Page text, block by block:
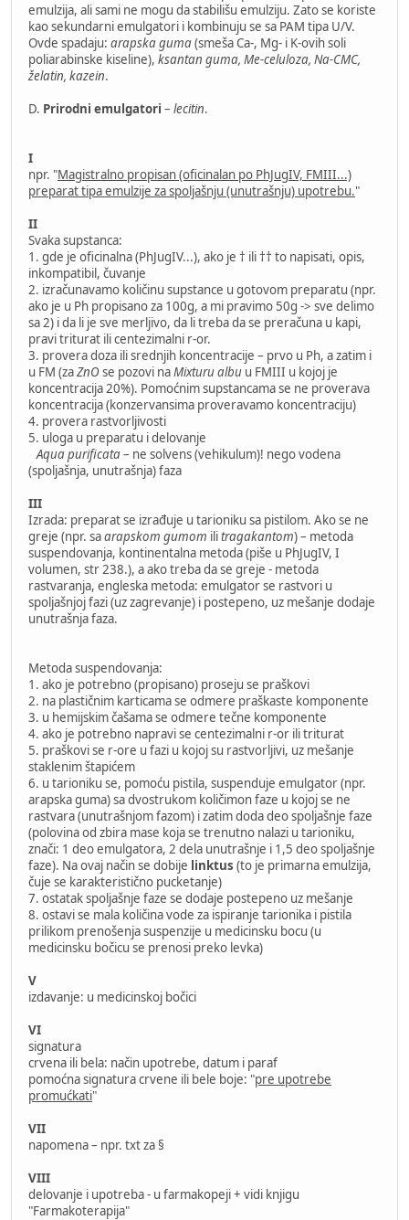
emulzija, ali sami ne mogu da stabilišu emulziju. Zato se koriste
kao sekundarni emulgatori i kombinuju se sa PAM tipa U/V.
Ovde spadaju: arapska guma(smeša Ca-, Mg- i K-ovih soli
poliarabinske kiseline), ksantan guma, Me-celuloza, Na-CMC,
želatin, kazein.
D. Prirodni emulgatori – lecitin.
I
npr. "Magistralno propisan (oficinalan po PhJugIV, FMIII...)
preparat tipa emulzije za spoljašnju (unutrašnju) upotrebu."
II
Svaka supstanca:
1. gde je oficinalna (PhJugIV...), ako je † ili †† to napisati, opis,
inkompatibil, čuvanje
2. izračunavamo količinu supstance u gotovom preparatu (npr.
ako je u Ph propisano za 100g, a mi pravimo 50g -> sve delimo
sa 2) i da li je sve merljivo, da li treba da se preračuna u kapi,
pravi triturat ili centezimalni r-or.
3. provera doza ili srednjih koncentracije – prvo u Ph, a zatim i
u FM (zaZnOse pozovi naMixturu albu u FMIII u kojoj je
koncentracija 20%). Pomoćnim supstancama se ne proverava
koncentracija (konzervansima proveravamo koncentraciju)
4. provera rastvorljivosti
5. uloga u preparatu i delovanje
Aqua purificata– ne solvens (vehikulum)! nego vodena
(spoljašnja, unutrašnja) faza
III
Izrada: preparat se izrađuje u tarioniku sa pistilom. Ako se ne
greje (npr. saarapskom gumom ilitragakantom) – metoda
suspendovanja, kontinentalna metoda (piše u PhJugIV, I
volumen, str 238.), a ako treba da se greje - metoda
rastvaranja, engleska metoda: emulgator se rastvori u
spoljašnjoj fazi (uz zagrevanje) i postepeno, uz mešanje dodaje
unutrašnja faza.
Metoda suspendovanja:
1. ako je potrebno (propisano) proseju se praškovi
2. na plastičnim karticama se odmere praškaste komponente
3. u hemijskim čašama se odmere tečne komponente
4. ako je potrebno napravi se centezimalni r-or ili triturat
5. praškovi se r-ore u fazi u kojoj su rastvorljivi, uz mešanje
staklenim štapićem
6. u tarioniku se, pomoću pistila, suspenduje emulgator (npr.
arapska guma) sa dvostrukom količimon faze u kojoj se ne
rastvara (unutrašnjom fazom) i zatim doda deo spoljašnje faze
(polovina od zbira mase koja se trenutno nalazi u tarioniku,
znači: 1 deo emulgatora, 2 dela unutrašnje i 1,5 deo spoljašnje
faze). Na ovaj način se dobije linktus (to je primarna emulzija,
čuje se karakteristično pucketanje)
7. ostatak spoljašnje faze se dodaje postepeno uz mešanje
8. ostavi se mala količina vode za ispiranje tarionika i pistila
prilikom prenošenja suspenzije u medicinsku bocu (u
medicinsku bočicu se prenosi preko levka)
V
izdavanje: u medicinskoj bočici
VI
signatura
crvena ili bela: način upotrebe, datum i paraf
pomoćna signatura crvene ili bele boje: "pre upotrebe
promućkati"
VII
napomena – npr. txt za §
VIII
delovanje i upotreba - u farmakopeji + vidi knjigu
"Farmakoterapija"